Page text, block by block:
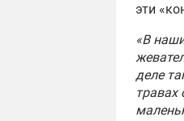
эти
«В
деле